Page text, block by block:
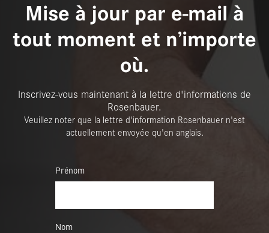
Mise à jour par e-mail à
tout moment et n’importe
où.
Inscrivez-vous maintenant à la lettre d'informations de
Rosenbauer.
Veuillez noter que la lettre d'information Rosenbauer n'est
actuellement envoyée qu'en anglais.
Prénom
Nom